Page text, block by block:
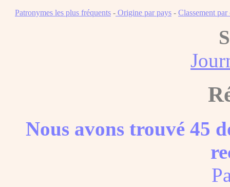
Patronymes les plus fréquents - Origine par pays - Classement par
Nous avons trouvé 45